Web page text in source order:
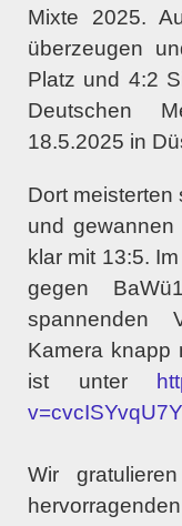
Mixte 2025.
überzeugen
Platz und 4:2
Deutschen
18.5.2025 in
Dort
und
klar mit 13:5.
gegen
spannenden
Kamera knapp
ist unter
v=cvcISYvqU7Y
Wir